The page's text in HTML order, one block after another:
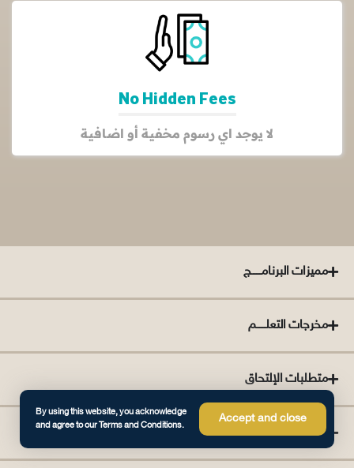
No Hidden Fees
لا يوجد اي رسوم مخفية أو اضافية
مميزات البرنامــــــج
مخرجات التعلــــــم
متطلبات الإلتحاق
الفئة المستهدفة
By using this website, you acknowledge
and agree to our Terms and Conditions.
Accept and close